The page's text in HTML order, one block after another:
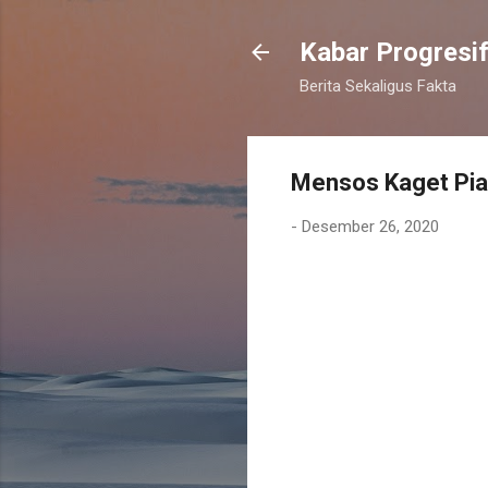
Kabar Progresif
Berita Sekaligus Fakta
Mensos Kaget
- Desember 26, 2020